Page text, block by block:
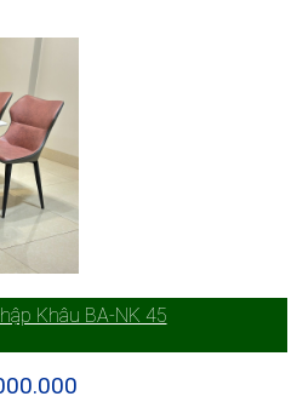
Khâu BA-NK 45